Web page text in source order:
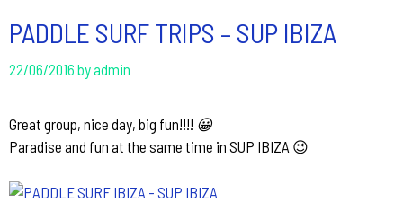
PADDLE SURF TRIPS – SUP IBIZA
22/06/2016 byadmin
Great group, nice day, big fun!!!! 😀
Paradise and fun at the same time in SUP IBIZA 😉